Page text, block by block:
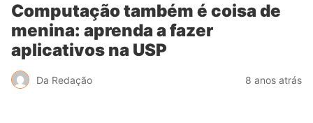
Computação também é coisa de
menina: aprenda a fazer
aplicativos na USP
Da Redação 8 anos atrás